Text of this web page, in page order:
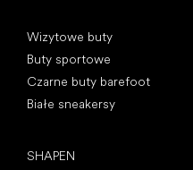
Wizytowe buty
Buty sportowe
Czarne buty barefoot
Białe sneakersy
SHAPEN